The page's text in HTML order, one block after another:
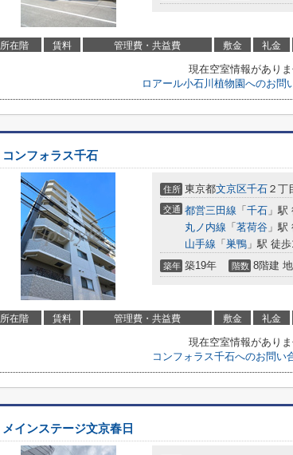
所在階 賃料 管理費・共益費 敷金 礼金
現在空室情報がありま
ロアール小石川植物園へのお問
コンフォラス千石
住所 東京都文京区千石 ２丁
交通 都営三田線 「 千石 」駅
丸ノ内線 「 茗荷谷 」駅
山手線 「 巣鴨 」駅 徒
築年 築19年 階数 8階建
所在階 賃料 管理費・共益費 敷金 礼金
現在空室情報がありま
コンフォラス千石へのお問い
メインステージ文京春日